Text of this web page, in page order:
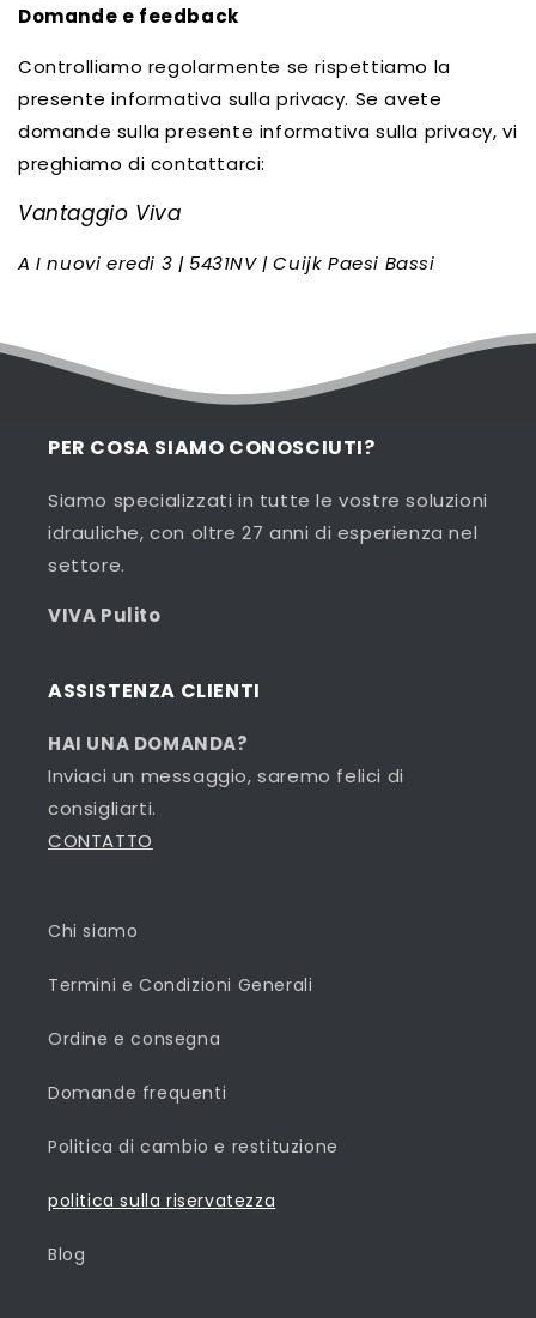
Domande e feedback
Controlliamo regolarmente se rispettiamo la
presente informativa sulla privacy. Se avete
domande sulla presente informativa sulla privacy, vi
preghiamo di contattarci:
Vantaggio Viva
A I nuovi eredi 3 | 5431NV | Cuijk Paesi Bassi
PER COSA SIAMO CONOSCIUTI?
Siamo specializzati in tutte le vostre soluzioni
idrauliche, con oltre 27 anni di esperienza nel
settore.
VIVA Pulito
ASSISTENZA CLIENTI
HAI UNA DOMANDA?
Inviaci un messaggio, saremo felici di
consigliarti.
CONTATTO
Chi siamo
Termini e Condizioni Generali
Ordine e consegna
Domande frequenti
Politica di cambio e restituzione
politica sulla riservatezza
Blog